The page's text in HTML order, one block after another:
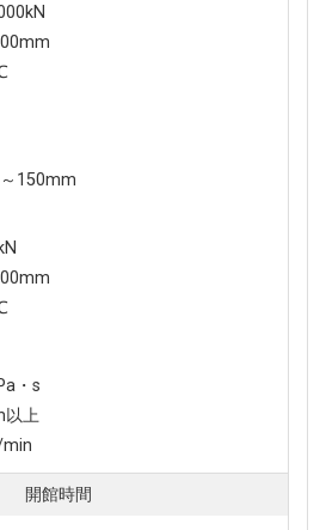
150mm
・s
以上
min
開館時間